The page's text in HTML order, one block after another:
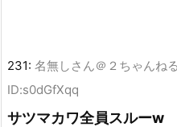
231: 名無しさん＠２ちゃんねる
ID:s0dGfXqq
サツマカワ全員スルーw